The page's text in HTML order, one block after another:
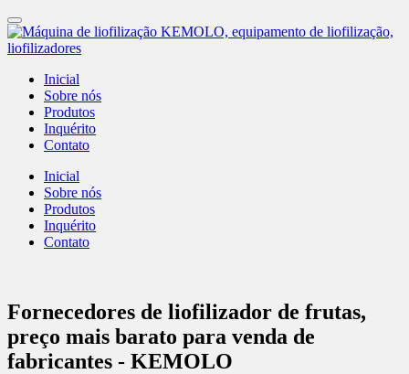
Inicial
Sobre nós
Produtos
Inquérito
Contato
Inicial
Sobre nós
Produtos
Inquérito
Contato
Fornecedores de liofilizador de frutas,
preço mais barato para venda de
fabricantes - KEMOLO